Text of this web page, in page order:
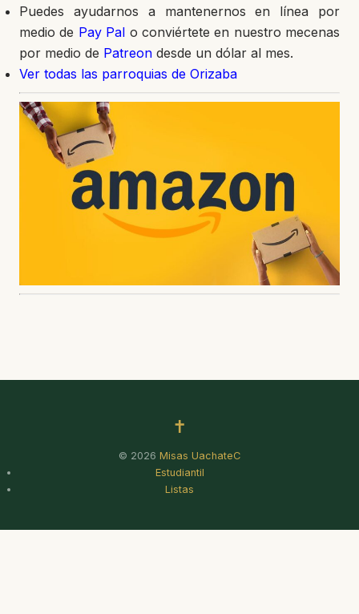
Puedes ayudarnos a mantenernos en línea por
medio de Pay Pal o conviértete en nuestro mecenas
por medio de Patreon desde un dólar al mes.
Ver todas las parroquias de Orizaba
✝
© 2026 Misas UachateC
Estudiantil
Listas